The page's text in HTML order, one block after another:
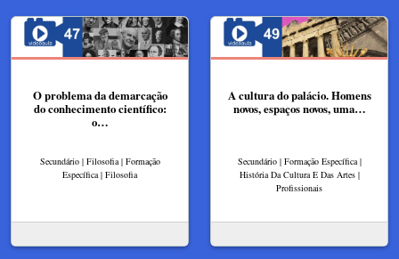
O problema da demarcação
do conhecimento científico:
o…
Secundário | Filosofia | Formação
Específica | Filosofia
A cultura do palácio. Homens
novos, espaços novos, uma…
Secundário | Formação Específica |
História Da Cultura E Das Artes |
Profissionais